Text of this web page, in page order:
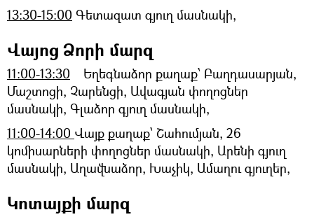
13:30-15:00 Գետազատ գյուղ մասնակի,
Վայոց Ձորի մարզ
11:00-13:30 Եղեգնաձոր քաղաք՝ Բաղդասարյան,
Մաշտոցի, Չարենցի, Ավագյան փողոցներ
մասնակի, Գլաձոր գյուղ մասնակի,
11:00-14:00 Վայք քաղաք՝ Շահումյան, 26
կոմիսարների փողոցներ մասնակի, Արենի գյուղ
մասնակի, Աղավնաձոր, Խաչիկ, Ամաղու գյուղեր,
Կոտայքի մարզ